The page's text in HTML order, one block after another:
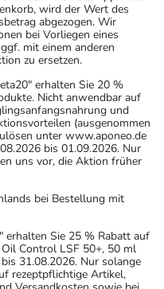
Verfallsdatum bezieht
Monats.
wird der Wert des
abgezogen. Wir
bei Vorliegen eines
mit einem anderen
zu ersetzen.
erhalten Sie 20 %
Nicht anwendbar auf
und
(ausgenommen
unter www.aponeo.de
bis 01.09.2026. Nur
uns vor, die Aktion früher
bei Bestellung mit
erhalten Sie 25 % Rabatt auf
Control LSF 50+, 50 ml
31.08.2026. Nur solange
rezeptpflichtige Artikel,